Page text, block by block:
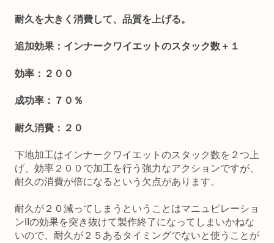
耐久を大きく消費して、品質を上げる。
追加効果：インナークワイエットのスタック数＋１
効率：２００
成功率：７０％
耐久消費：２０
下地加工はインナークワイエットのスタック数を２つ上
げ、効率２００で加工を行う強力なアクションですが、
耐久の消費が倍になるという欠点があります。
耐久が２０減ってしまうということはマニュピレーショ
ンIIの効果を突き抜けて製作終了になってしまいかねな
いので、耐久が２５あるタイミングでないと使うことが